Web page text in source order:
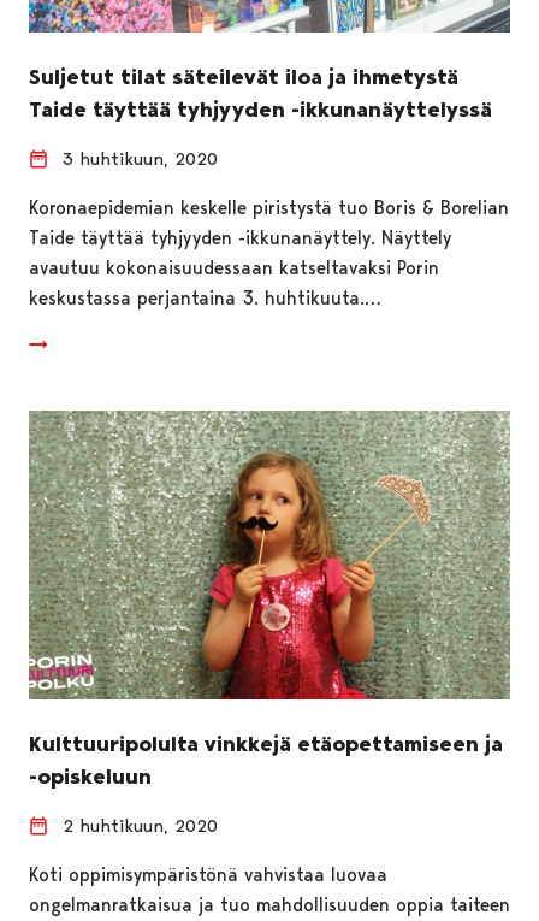
Suljetut tilat säteilevät iloa ja ihmetystä
Taide täyttää tyhjyyden -ikkunanäyttelyssä
3 huhtikuun, 2020
Koronaepidemian keskelle piristystä tuo Boris & Borelian
Taide täyttää tyhjyyden -ikkunanäyttely. Näyttely
avautuu kokonaisuudessaan katseltavaksi Porin
keskustassa perjantaina 3. huhtikuuta.…
Kulttuuripolulta vinkkejä etäopettamiseen ja
-opiskeluun
2 huhtikuun, 2020
Koti oppimisympäristönä vahvistaa luovaa
ongelmanratkaisua ja tuo mahdollisuuden oppia taiteen